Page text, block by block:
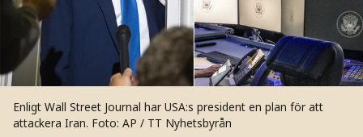
Enligt Wall Street Journal har USA:s president en plan för att
attackera Iran. Foto: AP / TT Nyhetsbyrån